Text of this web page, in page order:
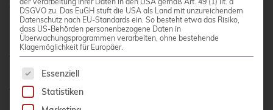
Angriffsflächen schaffen.
Überwachen Sie kontinuierlich den Netzwerk-
Traffic zwischen Clustern und implementieren Sie
Logging für alle clusterübergreifenden
Verbindungen. Nutzen Sie Tools wie Falco oder
DSGVO zu. Das EuGH stuft die USA als Land mit unzureichendem
Datenschutz nach EU-Standards ein. So besteht etwa das Risiko,
dass US-Behörden personenbezogene Daten in
Überwachungsprogrammen verarbeiten, ohne bestehende
Klagemöglichkeit für Europäer.
Es folgt eine Liste der Service-Gruppen, für die
Essenziell
Statistiken